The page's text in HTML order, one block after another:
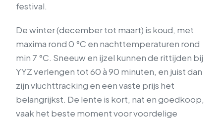
festival.
De winter (december tot maart) is koud, met
maxima rond 0 °C en nachttemperaturen rond
min 7 °C. Sneeuw en ijzel kunnen de rittijden bij
YYZ verlengen tot 60 à 90 minuten, en juist dan
zijn vluchttracking en een vaste prijs het
belangrijkst. De lente is kort, nat en goedkoop,
vaak het beste moment voor voordelige